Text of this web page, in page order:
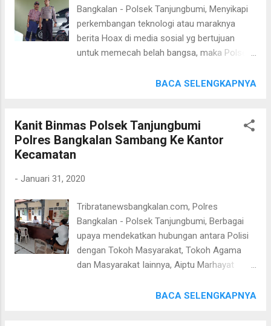
bila ada gangguan kamtibmas bisa diketahui
dan di cegah supaya tidak terjadi di Desa"
ungkap Kapolres Bangkalan AKBP Rama
Samtama Putra, S.I.K, M.Si, M.H. (hms TB)
Bangkalan - Polsek Tanjungbumi, Menyikapi
perkembangan teknologi atau maraknya
berita Hoax di media sosial yg bertujuan
untuk memecah belah bangsa, maka Polsek
Sambang Desa memberikan penyuluhan
Tanjungbumi dan satu Anggota Polsek
Tanjungbumi, Jum'at (31/01/2020), Bripka
sambil berbincang-bincang santai, Bripka
dengan berita berita yang belum tentu
kebenarannya (Hoax) yang cenderung dapat
memecah belah persatuan dan kesatuan
bangsa, sharing dulu sebelum Share. "
Diharapkan masyarakat dapat
Masyarakat lainnya agar tidak mudah
BACA SELENGKAPNYA
Kanit Binmas Polsek Tanjungbumi
Polres Bangkalan Sambang Ke Kantor
Kecamatan
- Januari 31, 2020
Tribratanewsbangkalan.com, Polres
Bangkalan - Polsek Tanjungbumi, Berbagai
upaya mendekatkan hubungan antara Polisi
dengan Tokoh Masyarakat, Tokoh Agama
dan Masyarakat Iainnya, Aiptu Marhayat
melaksanakan ke kantor Kecamatan
BACA SELENGKAPNYA